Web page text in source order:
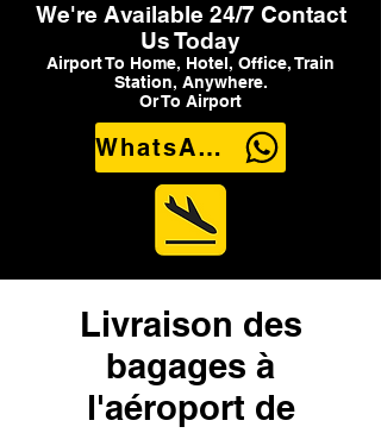
We're Available 24/7 Contact
Us Today
Airport To Home, Hotel, Office, Train
Station, Anywhere.
Or To Airport
WhatsApp Us
Livraison des
bagages à
l'aéroport de